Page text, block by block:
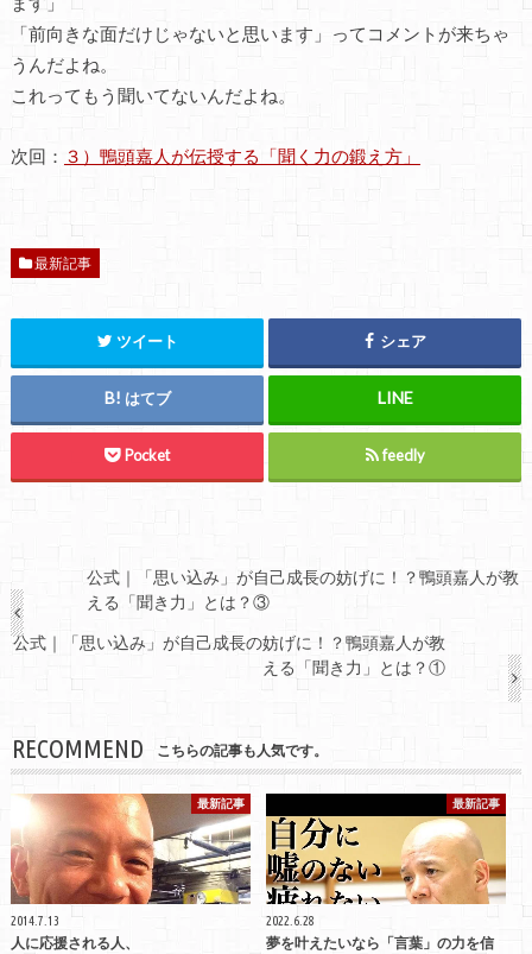
「前向きな面だけじゃないと思います」ってコメントが来ちゃ
うんだよね。
これってもう聞いてないんだよね。
次回： ３）鴨頭嘉人が伝授する「聞く力の鍛え方」
最新記事
ツイート シェア
はてブ
Pocket feedly
公式｜「思い込み」が自己成長の妨げに！？鴨頭嘉人が教
える「聞き力」とは？③
公式｜「思い込み」が自己成長の妨げに！？鴨頭嘉人が教
える「聞き力」とは？①
RECOMMEND こちらの記事も人気です。
最新記事
2014.7.13
人に応援される人、
最新記事
2022.6.28
夢を叶えたいなら「言葉」の力を信